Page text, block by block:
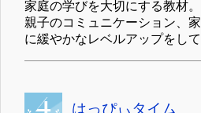
家庭の学びを大切にする教材。
親子のコミュニケーション、
に緩やかなレベルアップをして
はっぴぃタイム